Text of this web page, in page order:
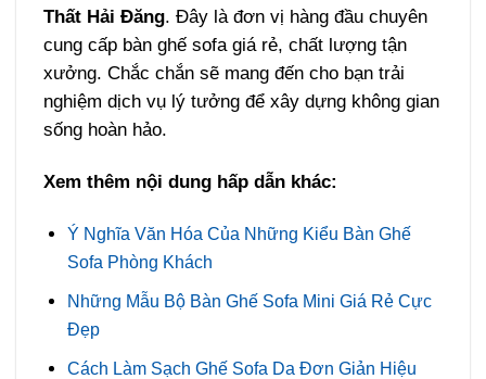
Thất Hải Đăng. Đây là đơn vị hàng đầu chuyên
cung cấp bàn ghế sofa giá rẻ, chất lượng tận
xưởng. Chắc chắn sẽ mang đến cho bạn trải
nghiệm dịch vụ lý tưởng để xây dựng không gian
sống hoàn hảo.
Xem thêm nội dung hấp dẫn khác:
Ý Nghĩa Văn Hóa Của Những Kiểu Bàn Ghế
Sofa Phòng Khách
Những Mẫu Bộ Bàn Ghế Sofa Mini Giá Rẻ Cực
Đẹp
Cách Làm Sạch Ghế Sofa Da Đơn Giản Hiệu